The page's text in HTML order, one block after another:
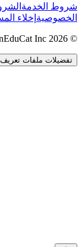
شروط الخدمة
الخصوصية إخلاء
© 2026 OpenEduCat Inc. جميع الحقوق محفوظة.
تفضيلات ملفات تعريف